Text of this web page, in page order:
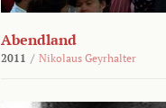
Abendland
2011 / Nikolaus Geyrhalter